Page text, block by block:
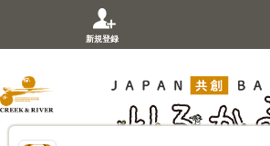
新規登録